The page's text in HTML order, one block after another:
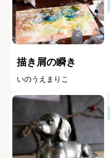
描き屑の瞬き
いのうえまりこ